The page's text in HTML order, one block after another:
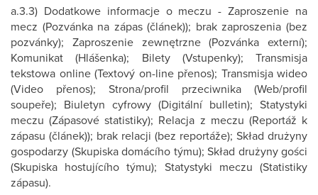
a.3.3) Dodatkowe informacje o meczu - Zaproszenie na
mecz (Pozvánka na zápas (článek)); brak zaproszenia (bez
pozvánky); Zaproszenie zewnętrzne (Pozvánka externí);
Komunikat (Hlášenka); Bilety (Vstupenky); Transmisja
tekstowa online (Textový on-line přenos); Transmisja wideo
(Video přenos); Strona/profil przeciwnika (Web/profil
soupeře); Biuletyn cyfrowy (Digitální bulletin); Statystyki
meczu (Zápasové statistiky); Relacja z meczu (Reportáž k
zápasu (článek)); brak relacji (bez reportáže); Skład drużyny
gospodarzy (Skupiska domácího týmu); Skład drużyny gości
(Skupiska hostujícího týmu); Statystyki meczu (Statistiky
zápasu).